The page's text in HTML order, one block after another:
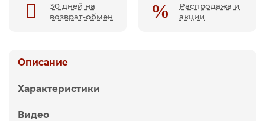
30 дней на
возврат-обмен
Распродажа и
акции
Описание
Характеристики
Видео